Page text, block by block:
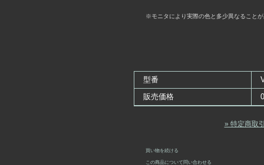
※モニタにより実際の色と多少異なることが
型番
販売価格
» 特定商取
買い物を続ける
この商品について問い合わせる